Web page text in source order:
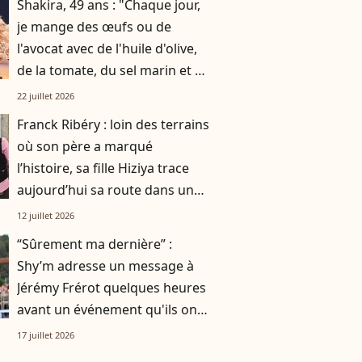
Shakira, 49 ans : "Chaque jour,
je mange des œufs ou de
l'avocat avec de l'huile d'olive,
de la tomate, du sel marin et un
smoothie"
22 juillet 2026
Franck Ribéry : loin des terrains
où son père a marqué
l’histoire, sa fille Hiziya trace
aujourd’hui sa route dans un
tout autre univers
12 juillet 2026
“Sûrement ma dernière” :
Shy’m adresse un message à
Jérémy Frérot quelques heures
avant un événement qu'ils ont
vécu ensemble
17 juillet 2026